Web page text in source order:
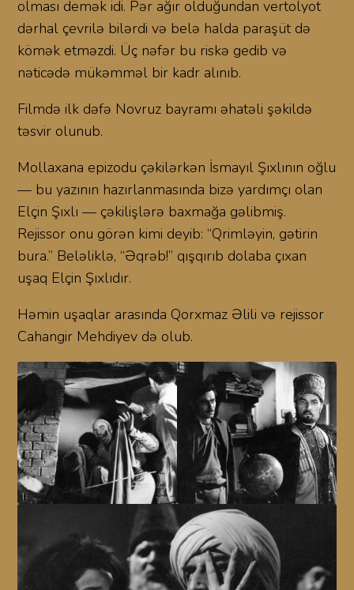
olması demək idi. Pər ağır olduğundan vertolyot
dərhal çevrilə bilərdi və belə halda paraşüt də
kömək etməzdi. Üç nəfər bu riskə gedib və
nəticədə mükəmməl bir kadr alınıb.
Filmdə ilk dəfə Novruz bayramı əhatəli şəkildə
təsvir olunub.
Mollaxana epizodu çəkilərkən İsmayıl Şıxlının oğlu
— bu yazının hazırlanmasında bizə yardımçı olan
Elçin Şıxlı — çəkilişlərə baxmağa gəlibmiş.
Rejissor onu görən kimi deyib: “Qrimləyin, gətirin
bura.” Beləliklə, “Əqrəb!” qışqırıb dolaba çıxan
uşaq Elçin Şıxlıdır.
Həmin uşaqlar arasında Qorxmaz Əlili və rejissor
Cahangir Mehdiyev də olub.